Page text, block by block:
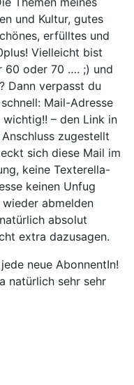
und Kultur, gutes
erfülltes und
Vielleicht bist
60 oder 70 …. ;) und
? Dann verpasst du
Mail-Adresse
– den Link in
zugestellt
sich diese Mail im
keine Texterella-
keinen Unfug
abmelden
absolut
extra dazusagen.
neue AbonnentIn!
natürlich sehr sehr